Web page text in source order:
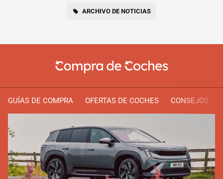
ARCHIVO DE NOTICIAS
GUÍAS DE COMPRA OFERTAS DE COCHES CONSEJOS